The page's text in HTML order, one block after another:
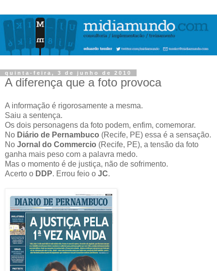
quinta-feira, 3 de junho de 2010
A diferença que a foto provoca
A informação é rigorosamente a mesma.
Saiu a sentença.
Os dois personagens da foto podem, enfim, comemorar.
No Diário de Pernambuco (Recife, PE) essa é a sensação.
No Jornal do Commercio (Recife, PE), a tensão da foto
ganha mais peso com a palavra medo.
Mas o momento é de justiça, não de sofrimento.
Acerto o DDP. Errou feio o JC.